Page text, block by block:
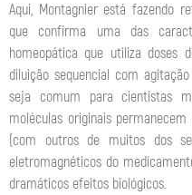
Aqui, Montagnier está fazendo
que confirma uma das
homeopática que utiliza doses
diluição sequencial com
seja comum para cientistas
moléculas originais
(com outros de muitos dos
eletromagnéticos do
dramáticos efeitos biológicos.